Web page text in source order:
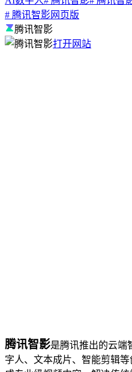
# 腾讯智影网页版
腾讯智影
打开网站
腾讯智影是腾讯推出的云端
字人、文本成片、智能剪辑